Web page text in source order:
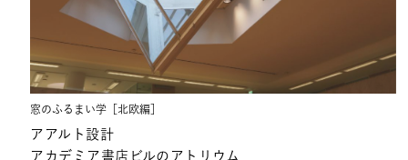
窓のふるまい学［北欧編］
アアルト設計
アカデミア書店ビルのアトリウム